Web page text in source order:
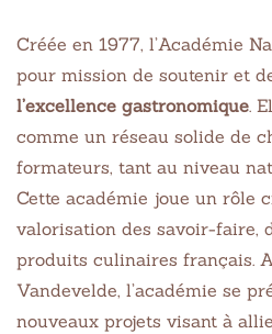
Créée en 1977, l’Académie
pour mission de soutenir et
l’excellence gastronomique.
comme un réseau solide de
formateurs, tant au niveau
Cette académie joue un rôle
valorisation des savoir-faire,
produits culinaires français.
Vandevelde, l’académie se
nouveaux projets visant à